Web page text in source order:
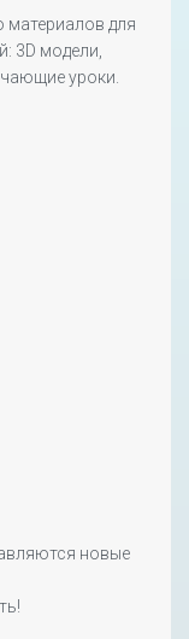
материалов для
3D модели,
уроки.
новые